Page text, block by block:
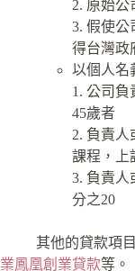
2. 原始公
3. 假使公
得台灣政
以個人名
1. 公司負
45歲者
2. 負責人
課程，上
3. 負責人
分之20
其他的貸款項目
業鳳凰創業貸款等。